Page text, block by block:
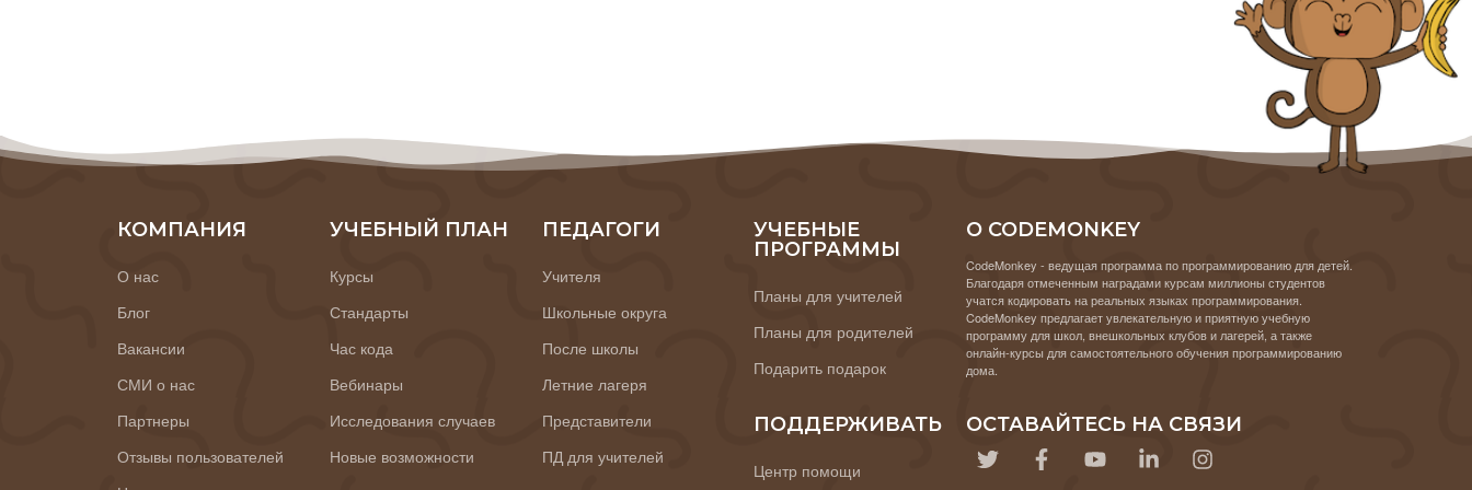
КОМПАНИЯ
О нас
Блог
Вакансии
СМИ о нас
Партнеры
Отзывы пользователей
УЧЕБНЫЙ ПЛАН
Курсы
Стандарты
Час кода
Вебинары
Исследования случаев
Новые возможности
ПЕДАГОГИ
Учителя
Школьные округа
После школы
Летние лагеря
Представители
ПД для учителей
УЧЕБНЫЕ
ПРОГРАММЫ
Планы для учителей
Планы для родителей
Подарить подарок
ПОДДЕРЖИВАТЬ
Центр помощи
О CODEMONKEY
CodeMonkey - ведущая программа по программированию для детей.
Благодаря отмеченным наградами курсам миллионы студентов
учатся кодировать на реальных языках программирования.
CodeMonkey предлагает увлекательную и приятную учебную
программу для школ, внешкольных клубов и лагерей, а также
онлайн-курсы для самостоятельного обучения программированию
дома.
ОСТАВАЙТЕСЬ НА СВЯЗИ